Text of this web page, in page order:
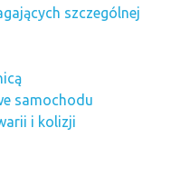
szczególnej
samochodu
i kolizji